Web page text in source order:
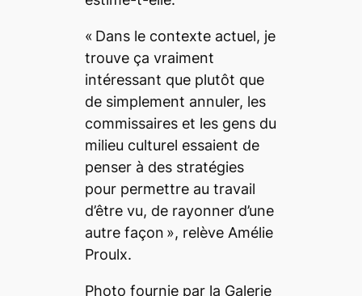
« Dans le contexte actuel, je
trouve ça vraiment
intéressant que plutôt que
de simplement annuler, les
commissaires et les gens du
milieu culturel essaient de
penser à des stratégies
pour permettre au travail
d’être vu, de rayonner d’une
autre façon », relève Amélie
Proulx.
Photo fournie par la Galerie